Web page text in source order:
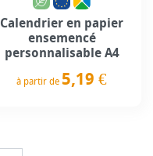
Calendrier en papier
ensemencé
personnalisable A4
à partir de 5,19 €